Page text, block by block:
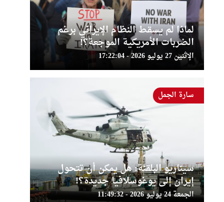
لماذا لم يسقط النظام الإيراني برغم
الضربات الأمريكية الموجعة؟!
الإثنين 27 يوليو 2026 - 17:22:04
سيناريو البلقنة: هل يمكن أن تتحول
إيران إلى يوغوسلافيا جديدة؟!
الجمعة 24 يوليو 2026 - 11:49:32
سارة الجمل